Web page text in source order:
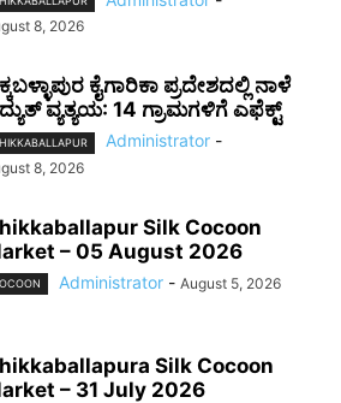
8, 2026
ಕೈಗಾರಿಕಾ ಪ್ರದೇಶದಲ್ಲಿ ನಾಳೆ
ವ್ಯತ್ಯಯ: 14 ಗ್ರಾಮಗಳಿಗೆ ಎಫೆಕ್ಟ್
Administrator -
8, 2026
Silk Cocoon
– 05 August 2026
Administrator - August 5, 2026
Silk Cocoon
– 31 July 2026